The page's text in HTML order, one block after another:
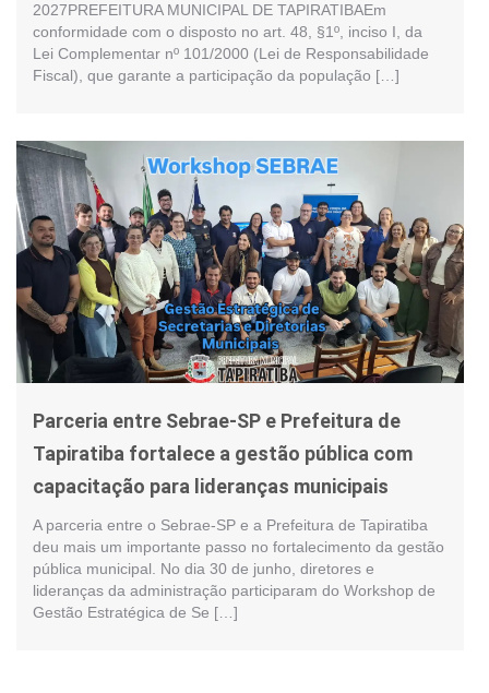
2027PREFEITURA MUNICIPAL DE TAPIRATIBAEm
conformidade com o disposto no art. 48, §1º, inciso I, da
Lei Complementar nº 101/2000 (Lei de Responsabilidade
Fiscal), que garante a participação da população […]
Parceria entre Sebrae-SP e Prefeitura de
Tapiratiba fortalece a gestão pública com
capacitação para lideranças municipais
A parceria entre o Sebrae-SP e a Prefeitura de Tapiratiba
deu mais um importante passo no fortalecimento da gestão
pública municipal. No dia 30 de junho, diretores e
lideranças da administração participaram do Workshop de
Gestão Estratégica de Se […]